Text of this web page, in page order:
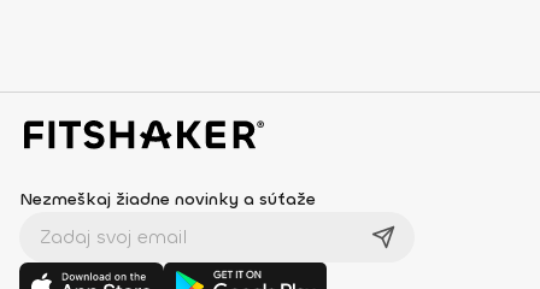
Nezmeškaj žiadne novinky a súťaže